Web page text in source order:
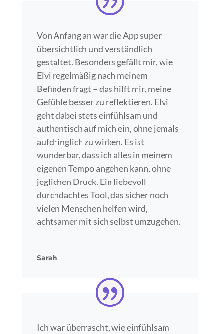
Von Anfang an war die App super
übersichtlich und verständlich
gestaltet. Besonders gefällt mir, wie
Elvi regelmäßig nach meinem
Befinden fragt – das hilft mir, meine
Gefühle besser zu reflektieren. Elvi
geht dabei stets einfühlsam und
authentisch auf mich ein, ohne jemals
aufdringlich zu wirken. Es ist
wunderbar, dass ich alles in meinem
eigenen Tempo angehen kann, ohne
jeglichen Druck. Ein liebevoll
durchdachtes Tool, das sicher noch
vielen Menschen helfen wird,
achtsamer mit sich selbst umzugehen.
Sarah
Ich war überrascht, wie einfühlsam